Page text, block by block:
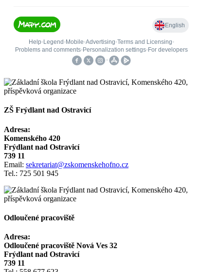
ZŠ Frýdlant nad Ostravicí
Adresa:
Komenského 420
Frýdlant nad Ostravicí
739 11
Email: sekretariat@zskomenskehofno.cz
Tel.: 725 501 945
Odloučené pracoviště
Adresa:
Odloučené pracoviště Nová Ves 32
Frýdlant nad Ostravicí
739 11